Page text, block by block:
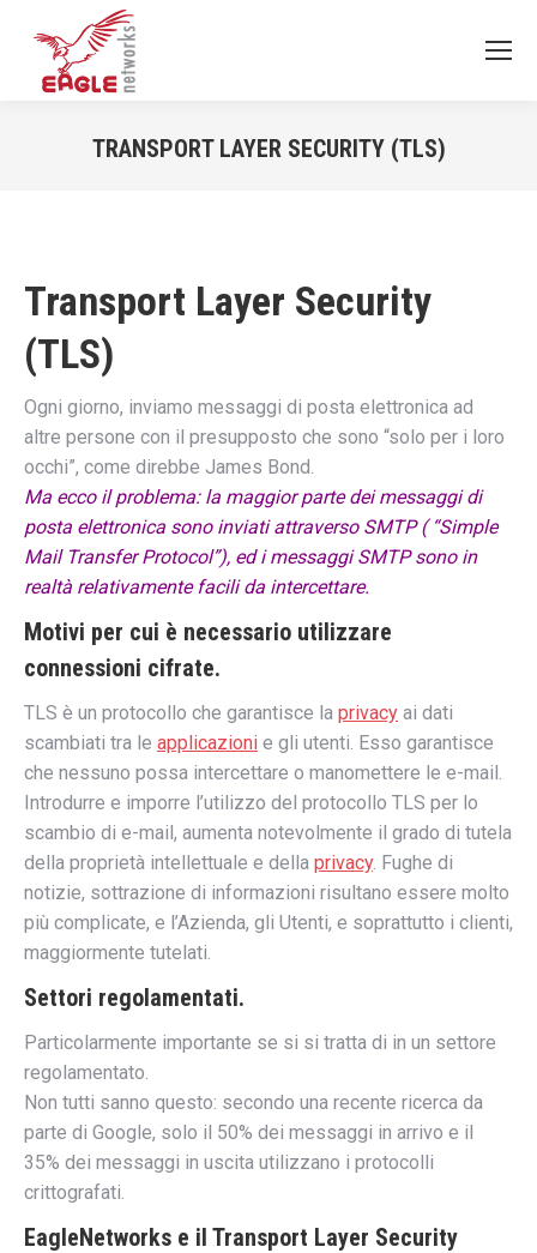
TRANSPORT LAYER SECURITY (TLS)
Transport Layer Security
(TLS)
Ogni giorno, inviamo messaggi di posta elettronica ad
altre persone con il presupposto che sono “solo per i loro
occhi”, come direbbe James Bond.
Ma ecco il problema: la maggior parte dei messaggi di
posta elettronica sono inviati attraverso SMTP ( “Simple
Mail Transfer Protocol”), ed i messaggi SMTP sono in
realtà relativamente facili da intercettare.
Motivi per cui è necessario utilizzare
connessioni cifrate.
TLS è un protocollo che garantisce la privacy ai dati
scambiati tra le applicazioni e gli utenti. Esso garantisce
che nessuno possa intercettare o manomettere le e-mail.
Introdurre e imporre l’utilizzo del protocollo TLS per lo
scambio di e-mail, aumenta notevolmente il grado di tutela
della proprietà intellettuale e della privacy. Fughe di
notizie, sottrazione di informazioni risultano essere molto
più complicate, e l’Azienda, gli Utenti, e soprattutto i clienti,
maggiormente tutelati.
Settori regolamentati.
Particolarmente importante se si si tratta di in un settore
regolamentato.
Non tutti sanno questo: secondo una recente ricerca da
parte di Google, solo il 50% dei messaggi in arrivo e il
35% dei messaggi in uscita utilizzano i protocolli
crittografati.
EagleNetworks e il Transport Layer Security